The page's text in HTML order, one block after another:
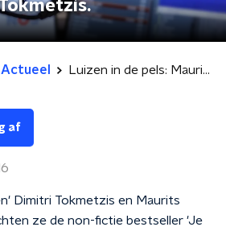
Luizen in de pels: Maurits Martijn en Dimitri Tokmetzis.
af
Dimitri Tokmetzis en Maurits
ze de non-fictie bestseller 'Je